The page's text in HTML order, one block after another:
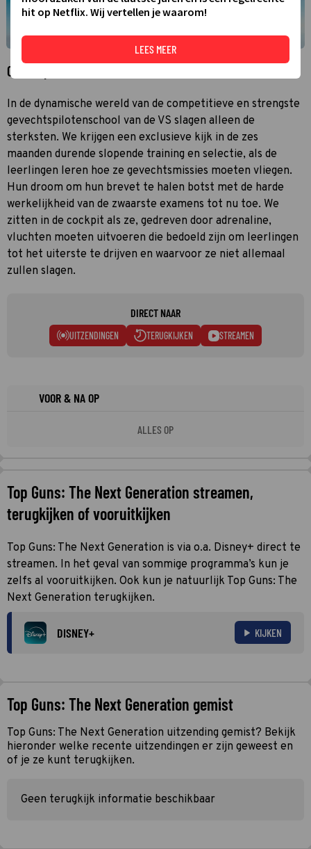
Over Top Guns: The Next Generation
In de dynamische wereld van de competitieve en strengste
gevechtspilotenschool van de VS slagen alleen de
sterksten. We krijgen een exclusieve kijk in de zes
maanden durende slopende training en selectie, als de
leerlingen leren hoe ze gevechtsmissies moeten vliegen.
Hun droom om hun brevet te halen botst met de harde
werkelijkheid van de zwaarste examens tot nu toe. We
zitten in de cockpit als ze, gedreven door adrenaline,
vluchten moeten uitvoeren die bedoeld zijn om leerlingen
tot het uiterste te drijven en waarvoor ze niet allemaal
zullen slagen.
DIRECT NAAR
UITZENDINGEN TERUGKIJKEN STREAMEN
VOOR & NA OP
ALLES OP
Top Guns: The Next Generation streamen,
terugkijken of vooruitkijken
Top Guns: The Next Generation is via o.a. Disney+ direct te
streamen. In het geval van sommige programma’s kun je
zelfs al vooruitkijken. Ook kun je natuurlijk Top Guns: The
Next Generation terugkijken.
DISNEY+ KIJKEN
Top Guns: The Next Generation gemist
Top Guns: The Next Generation uitzending gemist? Bekijk
hieronder welke recente uitzendingen er zijn geweest en
of je ze kunt terugkijken.
Geen terugkijk informatie beschikbaar
hit op Netflix. Wij vertellen je waarom!
LEES MEER